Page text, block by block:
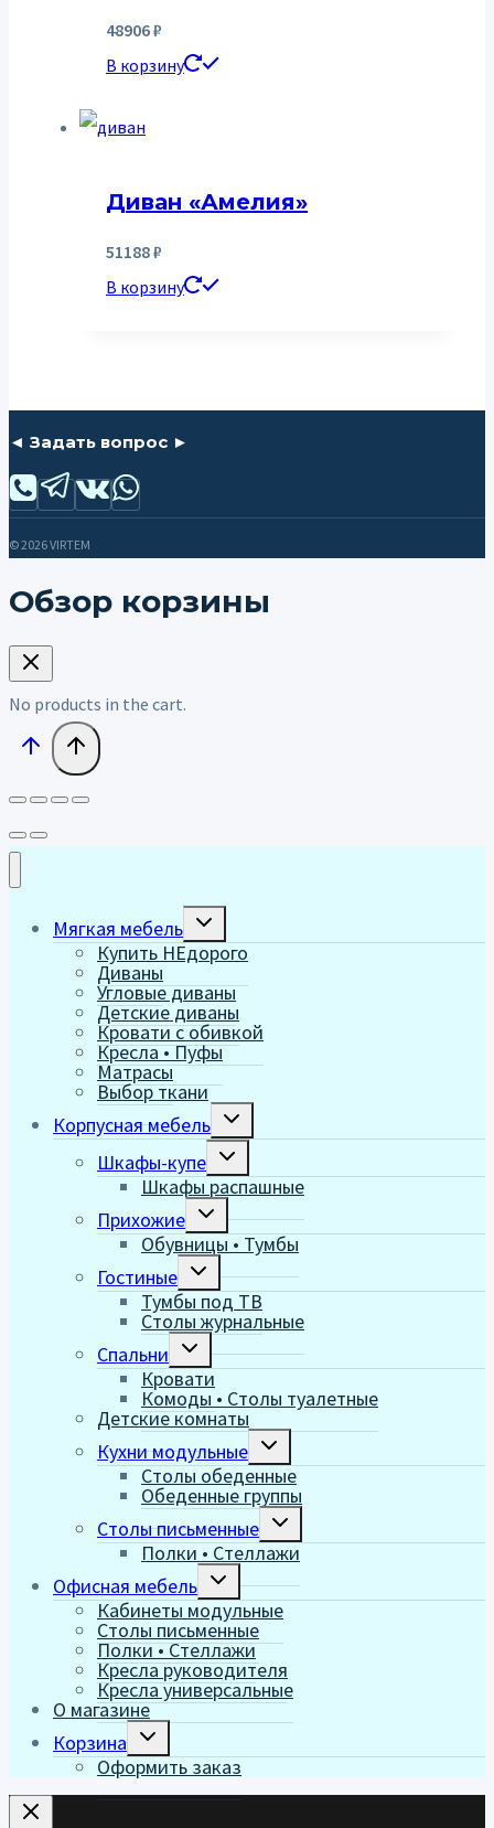
48906₽
В корзину
Диван «Амелия»
51188₽
В корзину
◄ Задать вопрос ►
© 2026 VIRTEM
Обзор корзины
No products in the cart.
Мягкая мебель
Переключить
меню
Купить НЕдорого
Диваны
Угловые диваны
Детские диваны
Кровати с обивкой
Кресла • Пуфы
Матрасы
Выбор ткани
Корпусная мебель
Переключить
меню
Шкафы-купе
Переключить
меню
Шкафы распашные
Прихожие
Переключить
дочернее
меню
Обувницы • Тумбы
Гостиные
Переключить
дочернее
меню
Тумбы под ТВ
Столы журнальные
Спальни
Переключить
дочернее
меню
Кровати
Комоды • Столы туалетные
Детские комнаты
Кухни модульные
Переключить
меню
Столы обеденные
Обеденные группы
Столы письменные
Переключить
меню
Полки • Стеллажи
Офисная мебель
Переключить
дочернее
меню
Кабинеты модульные
Столы письменные
Полки • Стеллажи
Кресла руководителя
Кресла универсальные
О магазине
Корзина
Переключить
меню
Оформить заказ